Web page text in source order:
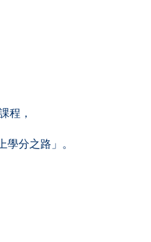
程，
分之路」。